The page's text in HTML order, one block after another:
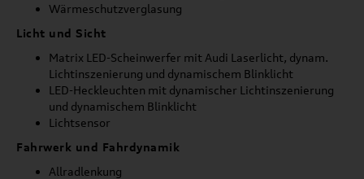
Wärmeschutzverglasung
Licht und Sicht
Matrix LED-Scheinwerfer mit Audi Laserlicht, dynam.
Lichtinszenierung und dynamischem Blinklicht
LED-Heckleuchten mit dynamischer Lichtinszenierung
und dynamischem Blinklicht
Lichtsensor
Fahrwerk und Fahrdynamik
Allradlenkung